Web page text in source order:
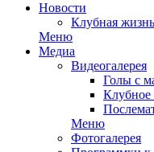
Новости
Клубная жизнь
Меню
Медиа
Видеогалерея
Голы с
Клубное
Меню
Фотогалерея